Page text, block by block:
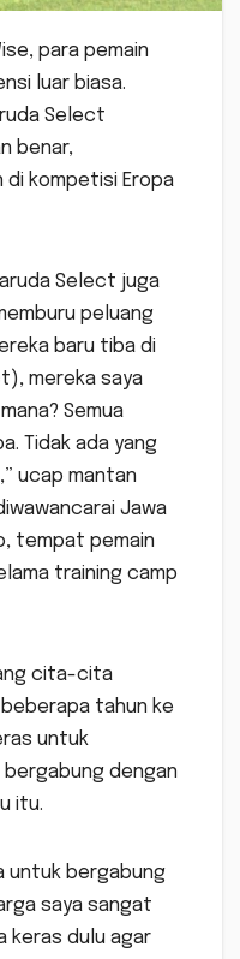
para pemain
luar biasa.
Select
benar,
di kompetisi Eropa
Select juga
peluang
baru tiba di
mereka saya
Semua
Tidak ada yang
ucap mantan
Jawa
tempat pemain
training camp
cita-cita
beberapa tahun ke
untuk
dengan
itu.
untuk bergabung
saya sangat
keras dulu agar